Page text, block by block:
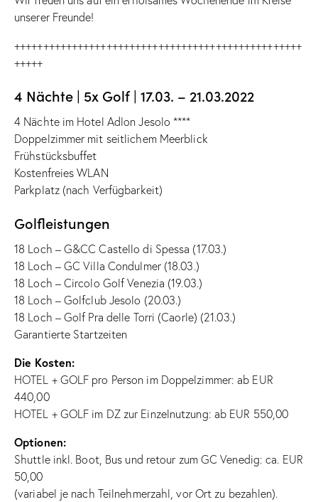
unserer Freunde!
++++++++++++++++++++++++++++++++++++++++++++++++++
+++++
4 Nächte | 5x Golf | 17.03. – 21.03.2022
4 Nächte im Hotel Adlon Jesolo ****
Doppelzimmer mit seitlichem Meerblick
Frühstücksbuffet
Kostenfreies WLAN
Parkplatz (nach Verfügbarkeit)
Golfleistungen
18 Loch – G&CC Castello di Spessa (17.03.)
18 Loch – GC Villa Condulmer (18.03.)
18 Loch – Circolo Golf Venezia (19.03.)
18 Loch – Golfclub Jesolo (20.03.)
18 Loch – Golf Pra delle Torri (Caorle) (21.03.)
Garantierte Startzeiten
Die Kosten:
HOTEL + GOLF pro Person im Doppelzimmer: ab EUR
440,00
HOTEL + GOLF im DZ zur Einzelnutzung: ab EUR 550,00
Optionen:
Shuttle inkl. Boot, Bus und retour zum GC Venedig: ca. EUR
50,00
(variabel je nach Teilnehmerzahl, vor Ort zu bezahlen).